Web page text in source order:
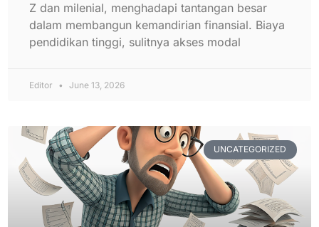
Z dan milenial, menghadapi tantangan besar
dalam membangun kemandirian finansial. Biaya
pendidikan tinggi, sulitnya akses modal
Editor June 13, 2026
UNCATEGORIZED